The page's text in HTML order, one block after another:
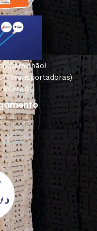
Caminhão!
Transportadoras)
Brasil!